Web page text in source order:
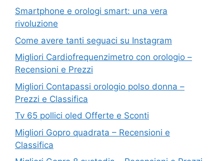
Smartphone e orologi smart: una vera
rivoluzione
Come avere tanti seguaci su Instagram
Migliori Cardiofrequenzimetro con orologio –
Recensioni e Prezzi
Migliori Contapassi orologio polso donna –
Prezzi e Classifica
Tv 65 pollici oled Offerte e Sconti
Migliori Gopro quadrata – Recensioni e
Classifica